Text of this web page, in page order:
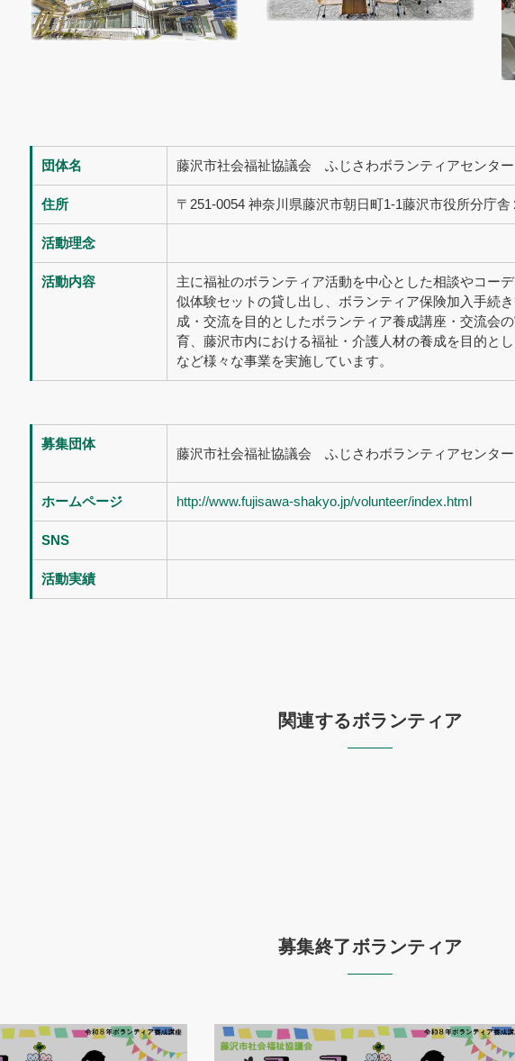
団体名 藤沢市社会福祉協議会 ふじさわボランティアセンター
住所 〒251-0054 神奈川県藤沢市朝日町1-1藤沢市役所分庁舎
活動理念
活動内容
主に福祉のボランティア活動を中心とした相談やコー
似体験セットの貸し出し、ボランティア保険加入手続
成・交流を目的としたボランティア養成講座・交流会
育、藤沢市内における福祉・介護人材の養成を目的と
など様々な事業を実施しています。
募集団体
藤沢市社会福祉協議会 ふじさわボランティアセンタ
ホームページ http://www.fujisawa-shakyo.jp/volunteer/index.html
SNS
活動実績
関連するボランティア
募集終了ボランティア